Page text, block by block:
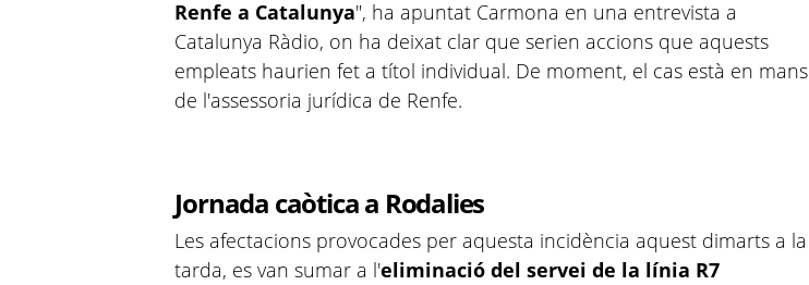
Renfe a Catalunya", ha apuntat Carmona en una entrevista a
Catalunya Ràdio, on ha deixat clar que serien accions que aquests
empleats haurien fet a títol individual. De moment, el cas està en mans
de l'assessoria jurídica de Renfe.
Jornada caòtica a Rodalies
Les afectacions provocades per aquesta incidència aquest dimarts a la
tarda, es van sumar a l'eliminació del servei de la línia R7